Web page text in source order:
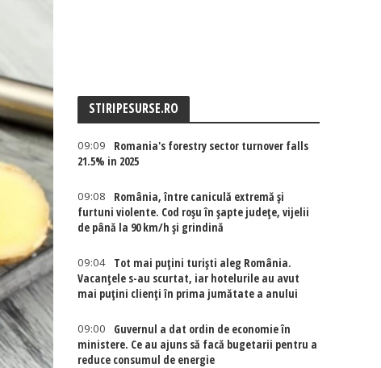
STIRIPESURSE.RO
09:09
Romania's forestry sector turnover falls
21.5% in 2025
09:08
România, între caniculă extremă și
furtuni violente. Cod roșu în șapte județe, vijelii
de până la 90 km/h și grindină
09:04
Tot mai puțini turiști aleg România.
Vacanțele s-au scurtat, iar hotelurile au avut
mai puțini clienți în prima jumătate a anului
09:00
Guvernul a dat ordin de economie în
ministere. Ce au ajuns să facă bugetarii pentru a
reduce consumul de energie